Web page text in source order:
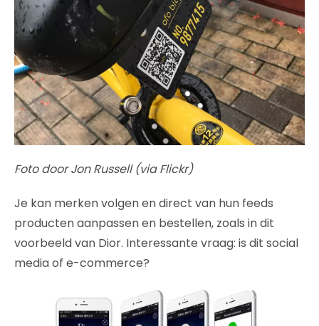
Foto door Jon Russell (via Flickr)
Je kan merken volgen en direct van hun feeds
producten aanpassen en bestellen, zoals in dit
voorbeeld van Dior. Interessante vraag: is dit social
media of e-commerce?